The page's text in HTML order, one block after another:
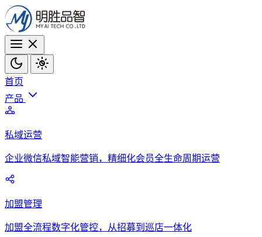
首页
产品
私域运营
企业微信私域智能营销，精细化会员全生命周期运营
加盟管理
加盟全流程数字化管控，从招募到巡店一体化